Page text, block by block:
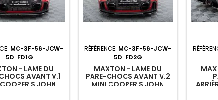
MC-3F-56-JCW-
5D-FD1G
- LAME DU
AVANT V.1
S JOHN
RÉFÉRENCE: MC-3F-56-JCW-
5D-FD2G
MAXTON - LAME DU
PARE-CHOCS AVANT V.2
MINI COOPER S JOHN